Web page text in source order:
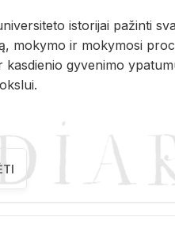
is­to­ri­jai pa­žin­ti
mo­ky­mo ir mo­ky­mo­si
kas­die­nio gy­ve­ni­mo